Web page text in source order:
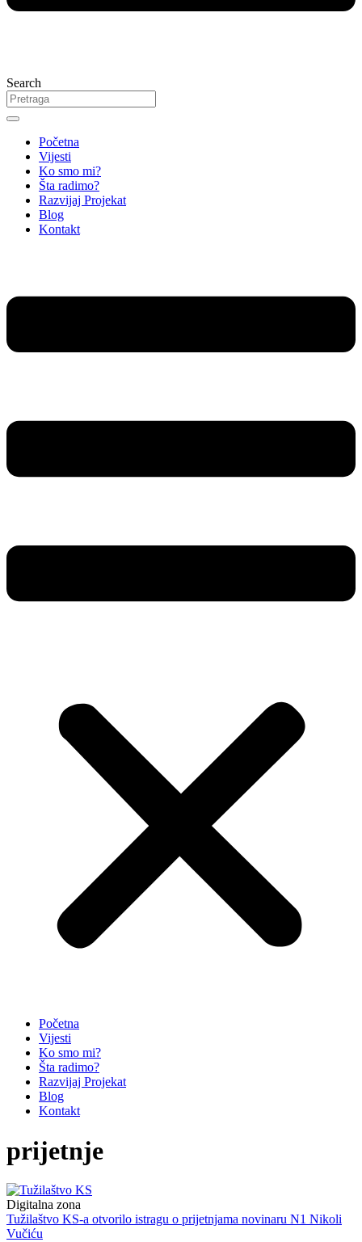
Search
Početna
Vijesti
Ko smo mi?
Šta radimo?
Razvijaj Projekat
Blog
Kontakt
Početna
Vijesti
Ko smo mi?
Šta radimo?
Razvijaj Projekat
Blog
Kontakt
prijetnje
Digitalna zona
Tužilaštvo KS-a otvorilo istragu o prijetnjama novinaru N1 Nikoli
Vučiću